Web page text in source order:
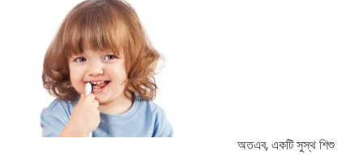
অতএব, একটি সুস্থ শিশু